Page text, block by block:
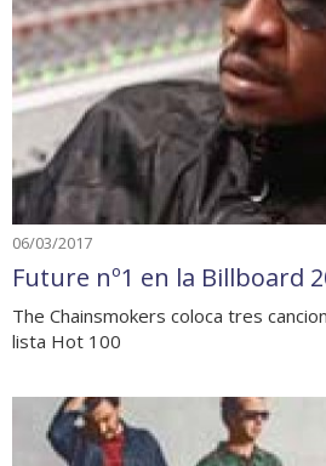
06/03/2017
Future nº1 en la Billboard
The Chainsmokers coloca tres
lista Hot 100